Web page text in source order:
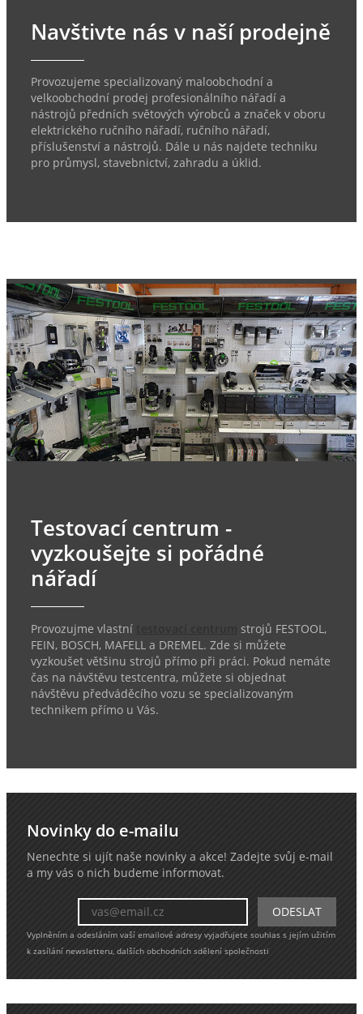
Navštivte nás v naší prodejně
Provozujeme specializovaný maloobchodní a
velkoobchodní prodej profesionálního nářadí a
nástrojů předních světových výrobců a značek v oboru
elektrického ručního nářadí, ručního nářadí,
příslušenství a nástrojů. Dále u nás najdete techniku
pro průmysl, stavebnictví, zahradu a úklid.
Testovací centrum -
vyzkoušejte si pořádné
nářadí
Provozujme vlastní
strojů FESTOOL,
FEIN, BOSCH, MAFELL a DREMEL. Zde si můžete
vyzkoušet většinu strojů přímo při práci. Pokud nemáte
čas na návštěvu testcentra, můžete si objednat
návštěvu předváděcího vozu se specializovaným
technikem přímo u Vás.
Novinky do e-mailu
Nenechte si ujít naše novinky a akce! Zadejte svůj e-mail
a my vás o nich budeme informovat.
Vyplněním a odesláním vaší emailové adresy vyjadřujete souhlas s jejím užitím
k zasílání newsletteru, dalších obchodních sdělení společnosti